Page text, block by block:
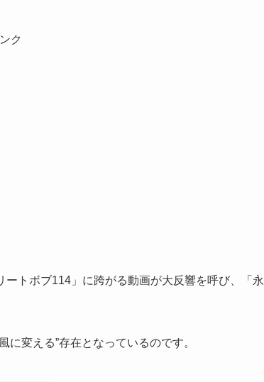
ク
トボブ114」に跨がる動画が大反響を呼び、「永
変える”存在となっているのです。